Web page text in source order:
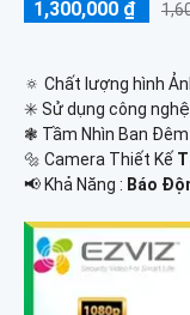
1,300,000 ₫
🔅 Chất lượng hình
✳️ Sử dụng công nghệ
❃ Tầm Nhìn Ban Đêm
🔩 Camera Thiết Kế
️📢 Khả Năng : Báo